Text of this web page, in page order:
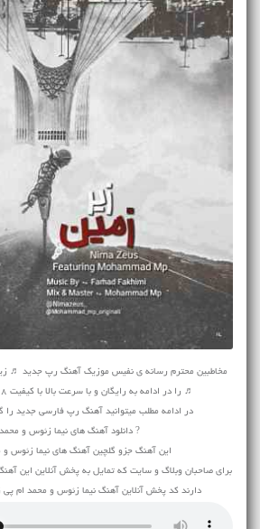
مخاطبین محترم رسانه ی نفیس موزیک آهنگ رپ جدید ♬
♬ را در ادامه به رایگان و با سرعت بالا با کیفیت 128 و 320 دانلود کنید
در ادامه مطلب میتوانید آهنگ رپ فارسی جدید
? دانلود آهنگ های نیما زئوس و
این آهنگ جزو گلچین آهنگ های نیما زئوس
برای صاحبان وبلاگ و سایت که تمایل به پخش آنلاین این
دارند کد پخش آنلاین آهنگ نیما زئوس و محمد ام